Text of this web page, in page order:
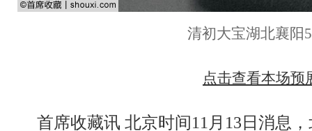
清初大宝湖北襄阳
点击查看本场预
首席收藏讯 北京时间11月13日消息